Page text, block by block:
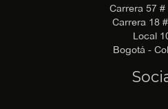
Carrera 57 #
Carrera 18
Local
Bogotá -